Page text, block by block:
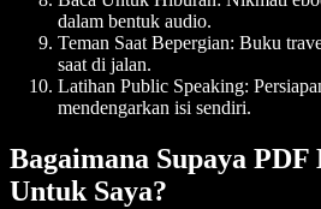
dalam bentuk audio.
Teman Saat Bepergian: Buku
saat di jalan.
Latihan Public Speaking:
mendengarkan isi sendiri.
Bagaimana Supaya PDF
Untuk Saya?